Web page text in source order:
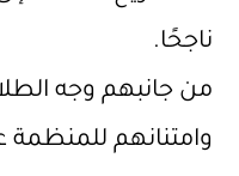
ناجحًا.
من جانبهم وجه
وامتنانهم للمنظمة